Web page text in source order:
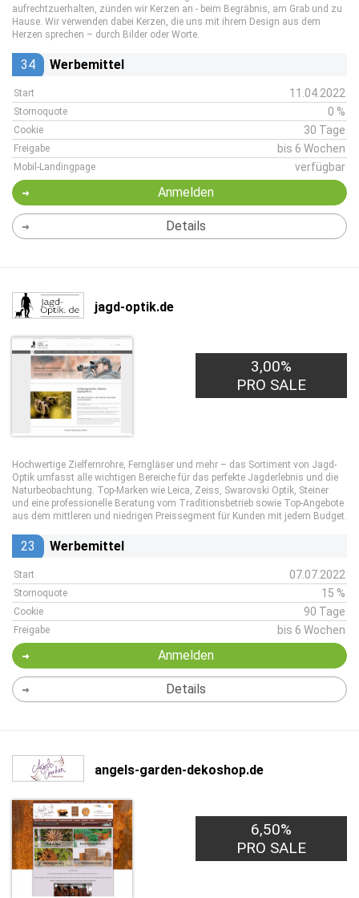
aufrechtzuerhalten, zünden wir Kerzen an - beim Begräbnis, am Grab und zu
Hause. Wir verwenden dabei Kerzen, die uns mit ihrem Design aus dem
Herzen sprechen – durch Bilder oder Worte.
34 Werbemittel
Start 11.04.2022
Stornoquote 0 %
Cookie 30 Tage
Freigabe bis 6 Wochen
Mobil-Landingpage verfügbar
Anmelden
Details
jagd-optik.de
3,00%
PRO SALE
Hochwertige Zielfernrohre, Ferngläser und mehr – das Sortiment von Jagd-
Optik umfasst alle wichtigen Bereiche für das perfekte Jagderlebnis und die
Naturbeobachtung. Top-Marken wie Leica, Zeiss, Swarovski Optik, Steiner
und eine professionelle Beratung vom Traditionsbetrieb sowie Top-Angebote
aus dem mittleren und niedrigen Preissegment für Kunden mit jedem Budget.
23 Werbemittel
Start 07.07.2022
Stornoquote 15 %
Cookie 90 Tage
Freigabe bis 6 Wochen
Anmelden
Details
angels-garden-dekoshop.de
6,50%
PRO SALE